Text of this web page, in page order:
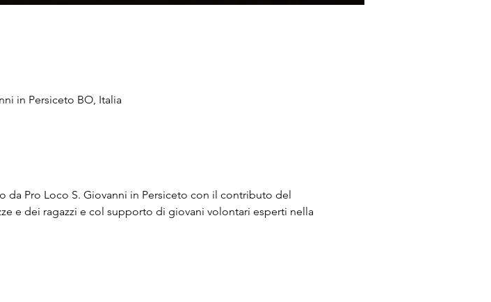
in Persiceto BO, Italia
Pro Loco S. Giovanni in Persiceto con il contributo del
e dei ragazzi e col supporto di giovani volontari esperti nella